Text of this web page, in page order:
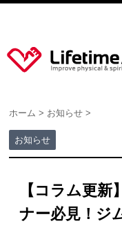
ホーム > お知らせ >
お知らせ
【コラム更
ナー必見！ジ